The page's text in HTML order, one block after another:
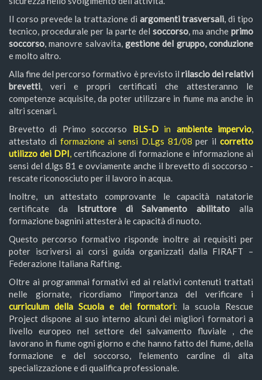
Il corso prevede la trattazione di argomenti trasversali, di tipo
tecnico, procedurale per la parte del soccorso, ma anche primo
soccorso, manovre salvavita, gestione del gruppo, conduzione
e molto altro.
Alla fine del percorso formativo è previsto il rilascio dei relativi
brevetti, veri e propri certificati che attesteranno le
competenze acquisite, da poter utilizzare in fiume ma anche in
altri scenari.
Brevetto di Primo soccorso BLS-Din ambiente impervio,
attestato di formazione ai sensi D.Lgs 81/08 per ilcorretto
utilizzo dei DPI, certificazione di formazione e informazione ai
sensi del d.lgs 81 e ovviamente anche il brevetto di soccorso -
rescate riconosciuto per il lavoro in acqua.
Inoltre, un attestato comprovante le capacità natatorie
certificate da Istruttore di Salvamento abilitato alla
formazione bagnini attesterà le capacità di nuoto.
Questo percorso formativo risponde inoltre ai requisiti per
poter iscriversi ai corsi guida organizzati dalla FIRAFT –
Federazione Italiana Rafting.
Oltre ai programmai formativi ed ai relativi contenuti trattati
nelle giornate, ricordiamo l'importanza del verificare i
curriculum della Scuola e dei formatori: la scuola Rescue
Project dispone al suo interno alcuni dei migliori formatori a
livello europeo nel settore del salvamento fluviale , che
lavorano in fiume ogni giorno e che hanno fatto del fiume, della
formazione e del soccorso, l'elemento cardine di alta
specializzazione e di qualifica professionale.